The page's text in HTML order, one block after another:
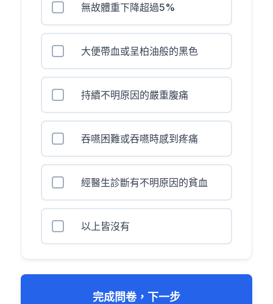
無故體重下降超過5%
大便帶血或呈柏油般的黑色
持續不明原因的嚴重腹痛
吞嚥困難或吞嚥時感到疼痛
經醫生診斷有不明原因的貧血
以上皆沒有
完成問卷，下一步